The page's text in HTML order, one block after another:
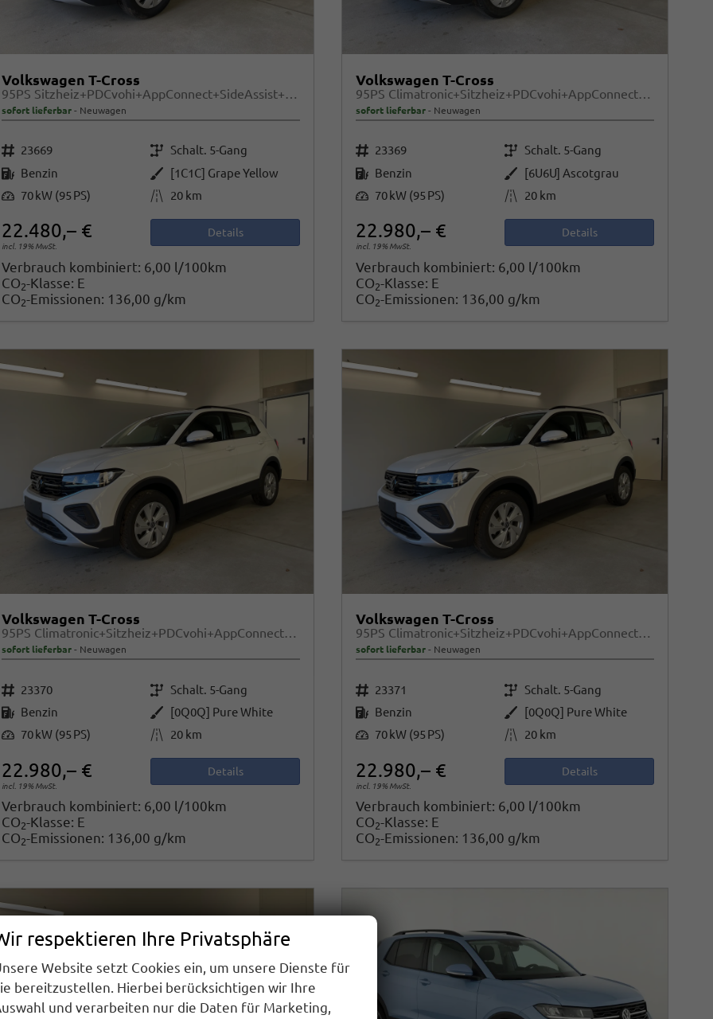
Volkswagen T-Cross
95PS Sitzheiz+PDCvohi+AppConnect+SideAssist+TravelAssist+ACC+Klima
sofort lieferbar Neuwagen
Fahrzeugnr. 23669 Getriebe Schalt. 5-Gang
Kraftstoff Benzin Außenfarbe
[1C1C] Grape Yellow
Leistung 70 kW (95 PS) Kilometerstand 20 km
22.480,– €
incl. 19% MwSt.
Details
Verbrauch kombiniert: 6,00 l/100km
CO2-Klasse: E
CO2-Emissionen: 136,00 g/km
Volkswagen T-Cross
95PS Climatronic+Sitzheiz+PDCvohi+AppConnect+Side+TravelAssist+ACC
sofort lieferbar Neuwagen
Fahrzeugnr. 23369 Getriebe Schalt. 5-Gang
Kraftstoff Benzin Außenfarbe
[6U6U] Ascotgrau
Leistung 70 kW (95 PS) Kilometerstand 20 km
22.980,– €
incl. 19% MwSt.
Details
Verbrauch kombiniert: 6,00 l/100km
CO2-Klasse: E
CO2-Emissionen: 136,00 g/km
Volkswagen T-Cross
95PS Climatronic+Sitzheiz+PDCvohi+AppConnect+Side+TravelAssist+ACC
sofort lieferbar Neuwagen
Fahrzeugnr. 23370 Getriebe Schalt. 5-Gang
Kraftstoff Benzin Außenfarbe
[0Q0Q] Pure White
Leistung 70 kW (95 PS) Kilometerstand 20 km
22.980,– €
incl. 19% MwSt.
Details
Verbrauch kombiniert: 6,00 l/100km
CO2-Klasse: E
CO2-Emissionen: 136,00 g/km
Volkswagen T-Cross
95PS Climatronic+Sitzheiz+PDCvohi+AppConnect+Side+TravelAssist+ACC
sofort lieferbar Neuwagen
Fahrzeugnr. 23371 Getriebe Schalt. 5-Gang
Kraftstoff Benzin Außenfarbe
[0Q0Q] Pure White
Leistung 70 kW (95 PS) Kilometerstand 20 km
22.980,– €
incl. 19% MwSt.
Details
Verbrauch kombiniert: 6,00 l/100km
CO2-Klasse: E
CO2-Emissionen: 136,00 g/km
respektieren Ihre Privatsphäre
Website setzt Cookies ein, um unsere Dienste für
bereitzustellen. Hierbei berücksichtigen wir Ihre
und verarbeiten nur die Daten für Marketing,